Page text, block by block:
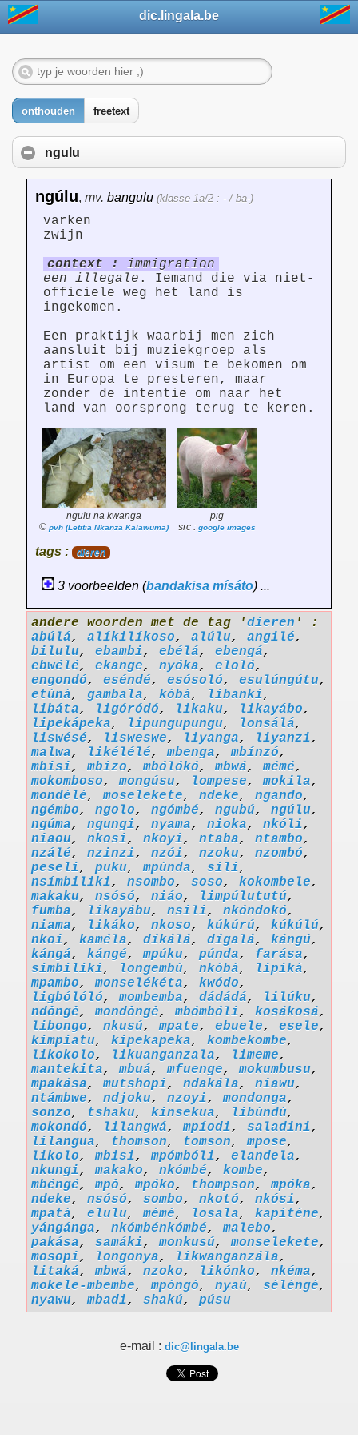
dic.lingala.be
onthouden freetext
ngulu
ngúlu, mv. bangulu (klasse 1a/2 : - / ba-)
varken
zwijn
context :
immigration
een illegale . Iemand die via niet-
officiele weg het land is
ingekomen.
Een praktijk waarbij men zich
aansluit bij muziekgroep als
artist om een visum te bekomen om
in Europa te presteren, maar
zonder de intentie om naar het
land van oorsprong terug te keren.
ngulu na kwanga
© pvh (Letitia Nkanza Kalawuma)
pig
src : google images
tags : dieren
3 voorbeelden (bandakisa mísáto) ...
andere woorden met de tag 'dieren ' :
abúlá, alíkilíkoso, alúlu, angilé,
bilulu, ebambi, ebélá, ebengá,
ebwélé, ekange, nyóka, eloló,
engondó, eséndé, esósoló, esulúngútu,
etúná, gambala, kóbá, libanki,
libáta, ligóródó, likaku, likayábo,
lipekápeka, lipungupungu, lonsálá,
liswésé, lisweswe, liyanga, liyanzi,
malwa, likélélé,mbenga,mbínzó,
mbisi,mbizo,mbólókó,mbwá,mémé,
mokomboso,mongúsu, lompese,mokila,
mondélé,moselekete, ndeke, ngando,
ngémbo, ngolo, ngómbé, ngubú, ngúlu,
ngúma, ngungi, nyama, nioka, nkóli,
niaou, nkosi, nkoyi, ntaba, ntambo,
nzálé, nzinzi, nzói, nzoku, nzombó,
peseli, puku,mpúnda, sili,
nsímbiliki, nsombo, soso, kokombele,
makaku, nsósó, niáo, limpúlututú,
fumba, likayábu, nsili, nkóndokó,
niama, likáko, nkoso, kúkúrú, kúkúlú,
nkoi, kaméla, díkálá, dígalá, kángú,
kángá, kángé,mpúku, púnda, farása,
simbiliki, longembú, nkóbá, lipiká,
mpambo,monselékéta, kwódo,
ligbólóló,mombemba, dádádá, lilúku,
ndôngê,mondôngê,mbómbóli, kosákosá,
libongo, nkusú,mpate, ebuele, esele,
kimpiatu, kipekapeka, kombekombe,
likokolo, likuanganzala, limeme,
mantekita,mbuá,mfuenge,mokumbusu,
mpakása,mutshopi, ndakála, niawu,
ntámbwe, ndjoku, nzoyi,mondonga,
sonzo, tshaku, kinsekua, libúndú,
mokondó, lilangwá,mpíodi, saladini,
lilangua, thomson, tomson,mpose,
likolo,mbisi,mpómbóli, elandela,
nkungi,makako, nkómbé, kombe,
mbéngé,mpô,mpóko, thompson,mpóka,
ndeke, nsósó, sombo, nkotó, nkósi,
mpatá, elulu,mémé, losala, kapíténe,
yángánga, nkómbénkómbé,malebo,
pakása, samáki,monkusú,monselekete,
mosopi, longonya, likwanganzála,
litaká,mbwá, nzoko, likónko, nkéma,
mokele-mbembe,mpóngó, nyaú, séléngé,
nyawu,mbadi, shakú, púsu
e-mail : dic@lingala.be